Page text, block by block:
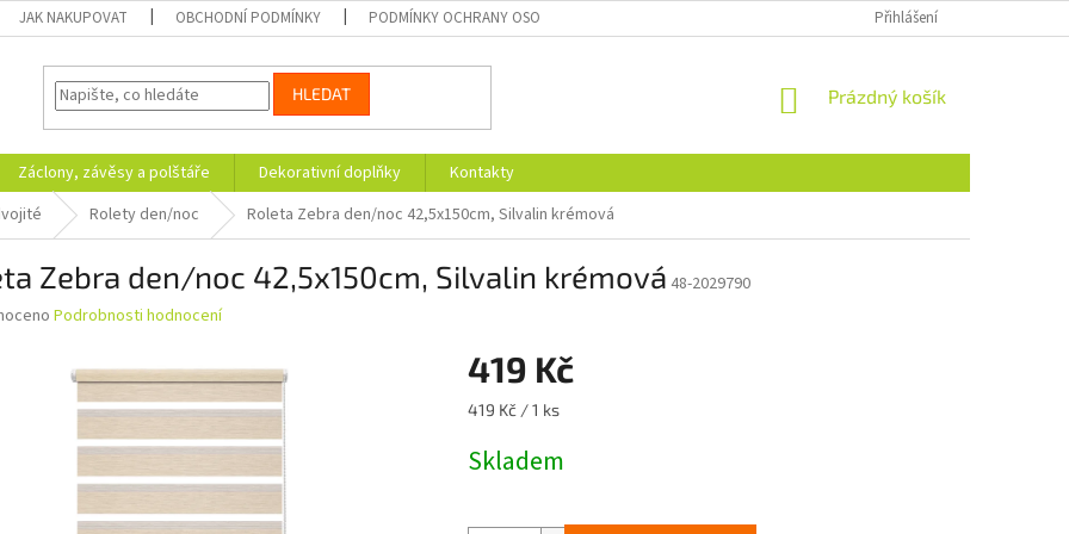
JAK NAKUPOVAT OBCHODNÍ PODMÍNKY PODMÍNKY OCHRANY OSOBNÍCH ÚDAJŮ FORMULÁŘ PRO
Přihlášení
HLEDAT
NÁKUPNÍ
Prázdný košík
Záclony, závěsy a polštáře Dekorativní doplňky
Kontakty
Rolety den/noc Roleta Zebra den/noc 42,5x150cm, Silvalin krémová
Zebra den/noc 42,5x150cm, Silvalin krémová 48-2029790
Podrobnosti hodnocení
419 Kč
Měrná
419 Kč / 1 ks
Skladem